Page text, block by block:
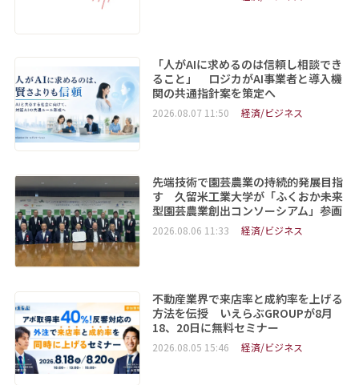
「人がAIに求めるのは信頼し相談でき
ること」 ロジカがAI事業者と導入機
関の共通指針案を策定へ
2026.08.07 11:50 経済/ビジネス
先端技術で園芸農業の持続的発展目指
す 久留米工業大学が「ふくおか未来
型園芸農業創出コンソーシアム」参画
2026.08.06 11:33 経済/ビジネス
不動産業界で来店率と成約率を上げる
方法を伝授 いえらぶGROUPが8月
18、20日に無料セミナー
2026.08.05 15:46 経済/ビジネス